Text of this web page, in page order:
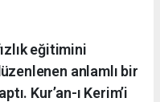
eğitimini
anlamlı bir
Kur’an-ı Kerim’i